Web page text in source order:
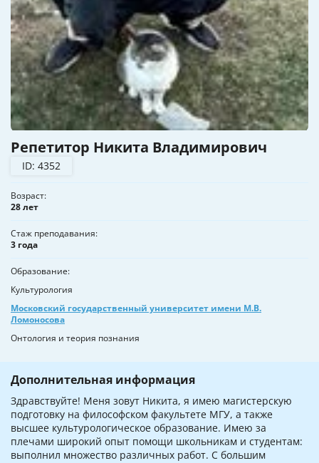
Репетитор Никита Владимирович
ID: 4352
Возраст
28 лет
Стаж преподавания
3 года
Образование
Культурология
Московский государственный университет имени М.В.
Ломоносова
Онтология и теория познания
Дополнительная информация
Здравствуйте! Меня зовут Никита, я имею магистерскую
подготовку на философском факультете МГУ, а также
высшее культурологическое образование. Имею за
плечами широкий опыт помощи школьникам и студентам:
выполнил множество различных работ. С большим